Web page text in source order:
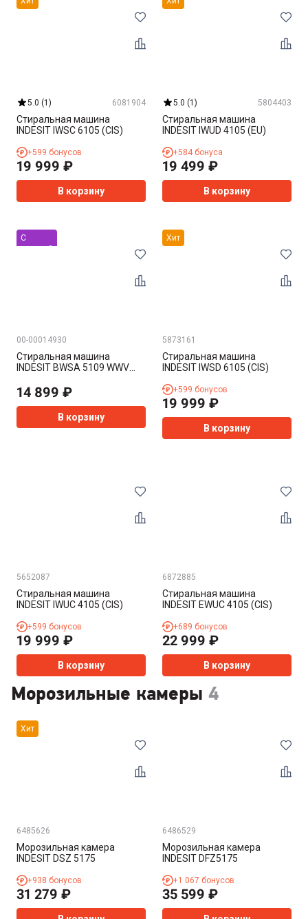
5.0 (1 ) 6081904
Стиральная машина
INDESIT IWSC 6105 (CIS)
+599 бонусов
19 999 ₽
В корзину
5.0 (1 ) 5804403
Стиральная машина
INDESIT IWUD 4105 (EU)
+584 бонуса
19 499 ₽
В корзину
С
уценкой
00-00014930
Стиральная машина
INDESIT BWSA 5109 WWV
14 899 ₽
В корзину
Хит
5873161
Стиральная машина
INDESIT IWSD 6105 (CIS)
+599 бонусов
19 999 ₽
В корзину
5652087
Стиральная машина
INDESIT IWUC 4105 (CIS)
+599 бонусов
19 999 ₽
В корзину
6872885
Стиральная машина
INDESIT EWUC 4105 (CIS)
+689 бонусов
22 999 ₽
В корзину
Морозильные камеры 4
Хит
6485626
Морозильная камера
INDESIT DSZ 5175
+938 бонусов
31 279 ₽
6486529
Морозильная камера
INDESIT DFZ5175
+1 067 бонусов
35 599 ₽